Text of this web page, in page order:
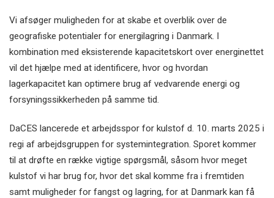
Vi afsøger muligheden for at skabe et overblik over de
geografiske potentialer for energilagring i Danmark. I
kombination med eksisterende kapacitetskort over energinettet
vil det hjælpe med at identificere, hvor og hvordan
lagerkapacitet kan optimere brug af vedvarende energi og
forsyningssikkerheden på samme tid.
DaCES lancerede et arbejdsspor for kulstof d. 10. marts 2025 i
regi af arbejdsgruppen for systemintegration. Sporet kommer
til at drøfte en række vigtige spørgsmål, såsom hvor meget
kulstof vi har brug for, hvor det skal komme fra i fremtiden
samt muligheder for fangst og lagring, for at Danmark kan få